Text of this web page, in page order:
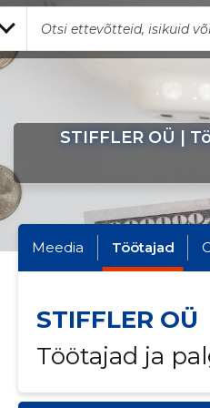
STIFFLER OÜ |
Meedia Töötajad
STIFFLER OÜ
Töötajad ja